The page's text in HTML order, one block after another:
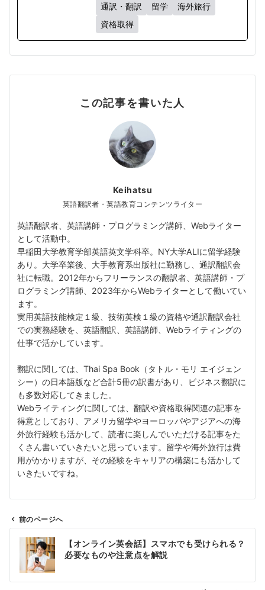
通訳・翻訳
留学
海外旅行
資格取得
この記事を書いた人
Keihatsu
英語翻訳者・英語教育コンテンツライター
英語翻訳者、英語講師・プログラミング講師、Webライター
として活動中。
早稲田大学教育学部英語英文学科卒。NY大学ALIに留学経験
あり。大学卒業後、大手教育系出版社に勤務し、通訳翻訳会
社に転職。2012年からフリーランスの翻訳者、英語講師・プ
ログラミング講師、2023年からWebライターとして働いてい
ます。
実用英語技能検定１級、技術英検１級の資格や通訳翻訳会社
での実務経験を、英語翻訳、英語講師、Webライティングの
仕事で活かしています。
翻訳に関しては、Thai Spa Book（タトル・モリ エイジェン
シー）の日本語版など合計5冊の訳書があり、ビジネス翻訳に
も多数対応してきました。
Webライティングに関しては、翻訳や資格取得関連の記事を
得意としており、アメリカ留学やヨーロッパやアジアへの海
外旅行経験も活かして、読者に楽しんでいただける記事をた
くさん書いていきたいと思っています。留学や海外旅行は費
用がかかりますが、その経験をキャリアの構築にも活かして
いきたいですね。
前のページへ
【オンライン英会話】スマホでも受けられる？
必要なものや注意点を解説